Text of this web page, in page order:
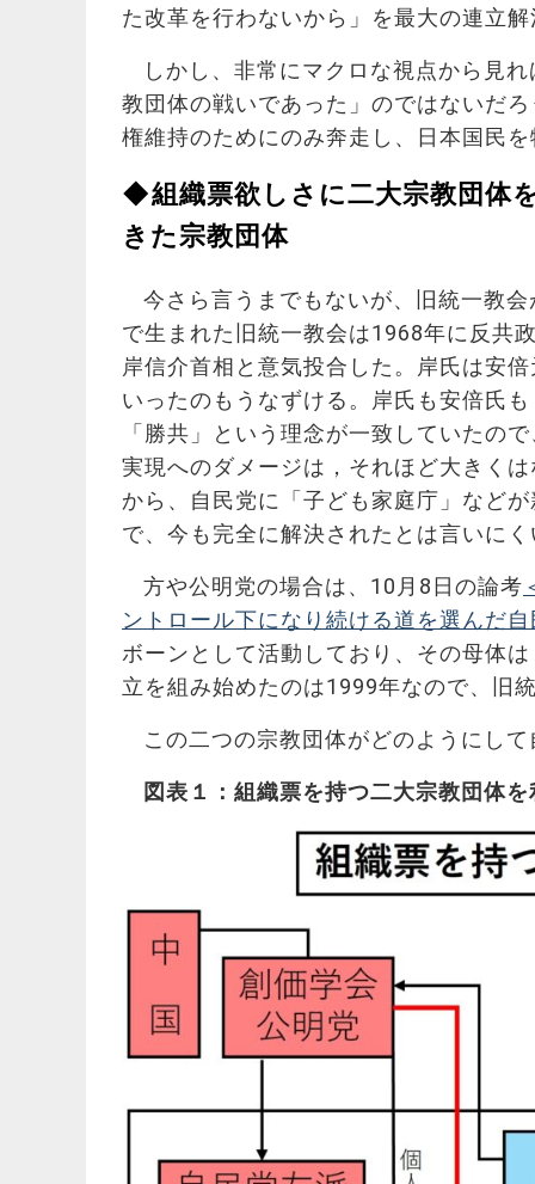
た改革を行わないから」を最大の連立
しかし、非常にマクロな視点から見
教団体の戦いであった」のではないだ
権維持のためにのみ奔走し、日本国民
◆組織票欲しさに二大宗教団体
きた宗教団体
今さら言うまでもないが、旧統一教
で生まれた旧統一教会は1968年に反共
岸信介首相と意気投合した。岸氏は安
いったのもうなずける。岸氏も安倍氏
「勝共」という理念が一致していたの
実現へのダメージは，それほど大きく
から、自民党に「子ども家庭庁」など
で、今も完全に解決されたとは言いに
方や公明党の場合は、10月8日の論考
ントロール下になり続ける道を選んだ
ボーンとして活動しており、その母体
立を組み始めたのは1999年なので、旧
この二つの宗教団体がどのようにし
図表１：組織票を持つ二大宗教団体